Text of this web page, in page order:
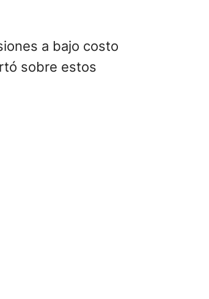
a bajo costo
sobre estos